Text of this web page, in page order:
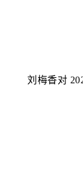
刘梅香对